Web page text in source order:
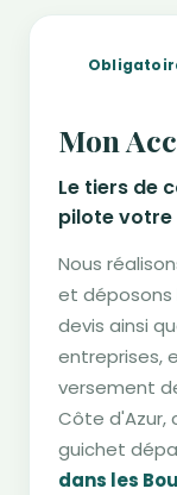
Mon
Le tiers de
pilote
Nous
et déposons
devis ainsi
entreprises,
versement
Côte d'Azur,
guichet
dans les